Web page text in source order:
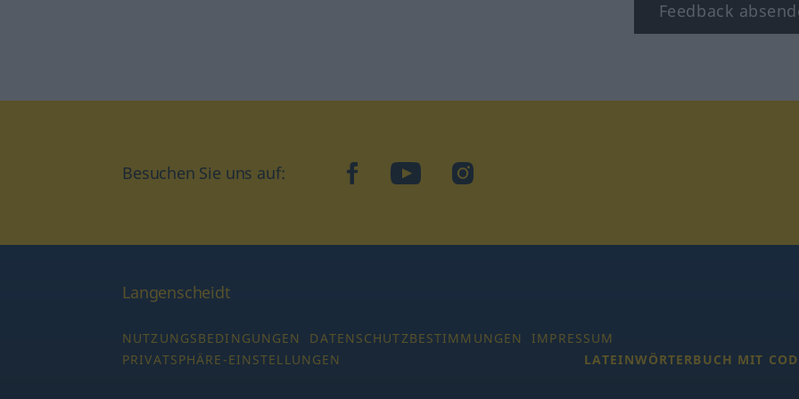
Feedback
Besuchen Sie uns auf: facebookYouTubeInstagram
Langenscheidt
NUTZUNGSBEDINGUNGEN DATENSCHUTZBESTIMMUNGEN
IMPRESSUM
PRIVATSPHÄRE-EINSTELLUNGEN
LATEINWÖRTERBUCH MIT